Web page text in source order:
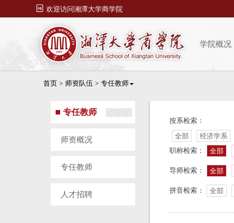
 欢迎访问湘潭大学商学院
学院概况
首页 > 师资队伍 > 专任教师
专任教师
师资概况
专任教师
人才招聘
按系检索：
全部 经济学系
职称检索：
全部
导师检索： 全部
拼音检索： 全部